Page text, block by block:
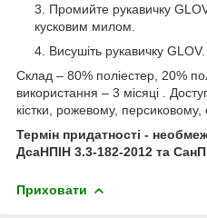
Промийте рукавичку
кусковим милом.
Висушіть рукавичку GLOV.
Склад – 80% поліестер, 20%
використання – 3 місяці .
кістки, рожевому, персиковому,
Термін придатності -
ДсаНПІН 3.3-182-2012 та
Приховати